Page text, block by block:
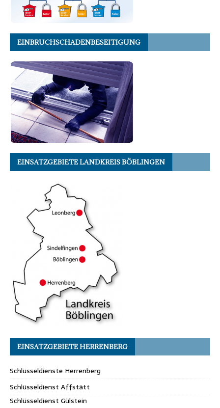
EINBRUCHSCHADENBESEITIGUNG
EINSATZGEBIETE LANDKREIS BÖBLINGEN
EINSATZGEBIETE HERRENBERG
Schlüsseldienste Herrenberg
Schlüsseldienst Affstätt
Schlüsseldienst Gülstein